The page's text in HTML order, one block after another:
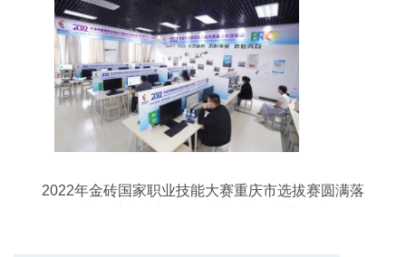
2022年金砖国家职业技能大赛重庆市选拔赛圆满落